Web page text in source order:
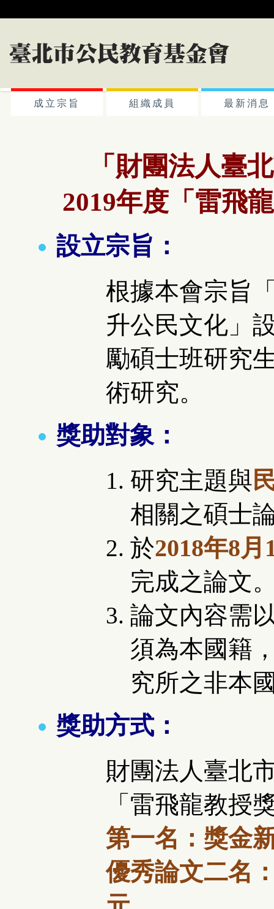
成立宗旨 組織成員 最新消息
「財團法人臺
2019年度 「 雷飛
設立宗旨：
根據本會宗旨
升公民文化」
勵碩士班研究
術研究。
獎助對象：
研究主題與
相關之碩士
於2018年8月
完成之論文
論文內容需
須為本國籍
究所之非本
獎助方式：
財團法人臺北
「 雷飛龍教授
第一名：獎金
優秀論文二名